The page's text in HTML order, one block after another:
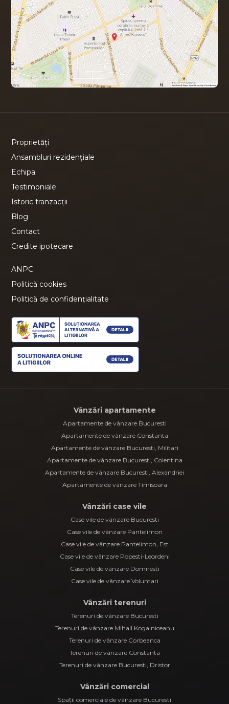
Proprietăți
Ansambluri rezidențiale
Echipa
Testimoniale
Istoric tranzacții
Blog
Contact
Credite ipotecare
ANPC
Politică cookies
Politică de confidențialitate
Vânzări apartamente
Apartamente de vânzare Bucuresti
Apartamente de vânzare Constanta
Apartamente de vânzare Bucuresti, Militari
Apartamente de vânzare Bucuresti, Colentina
Apartamente de vânzare Bucuresti, Alexandriei
Apartamente de vânzare Timisoara
Vânzări case vile
Case vile de vânzare Bucuresti
Case vile de vânzare Pantelimon
Case vile de vânzare Pantelimon, Est
Case vile de vânzare Popesti-Leordeni
Case vile de vânzare Domnesti
Case vile de vânzare Voluntari
Vânzări terenuri
Terenuri de vânzare Bucuresti
Terenuri de vânzare Mihail Kogalniceanu
Terenuri de vânzare Corbeanca
Terenuri de vânzare Constanta
Terenuri de vânzare Bucuresti, Dristor
Vânzări comercial
Spații comerciale de vânzare Bucuresti